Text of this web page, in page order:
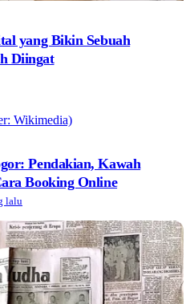
yang Bikin Sebuah
Diingat
Pendakian, Kawah
Booking Online
lalu